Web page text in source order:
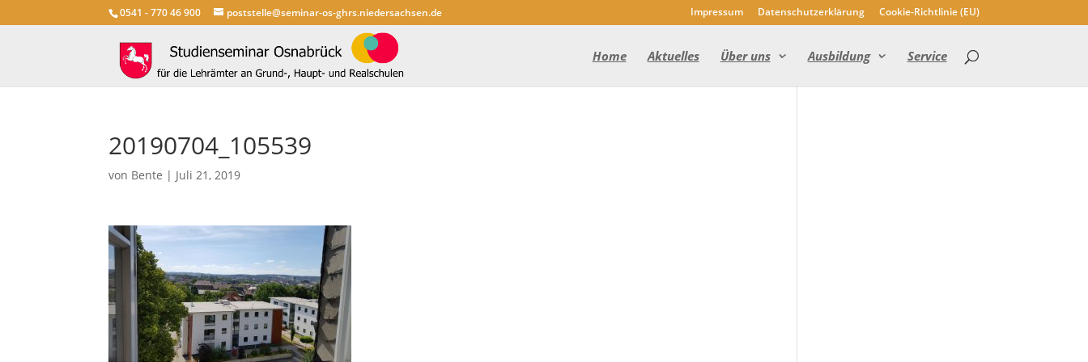
0541 - 770 46 900 poststelle@seminar-os-ghrs.niedersachsen.de Impressum Datenschutzerklärung Cookie-Richtlinie (EU)
Home Aktuelles Über uns Ausbildung Service
20190704_105539
von Bente | Juli 21, 2019